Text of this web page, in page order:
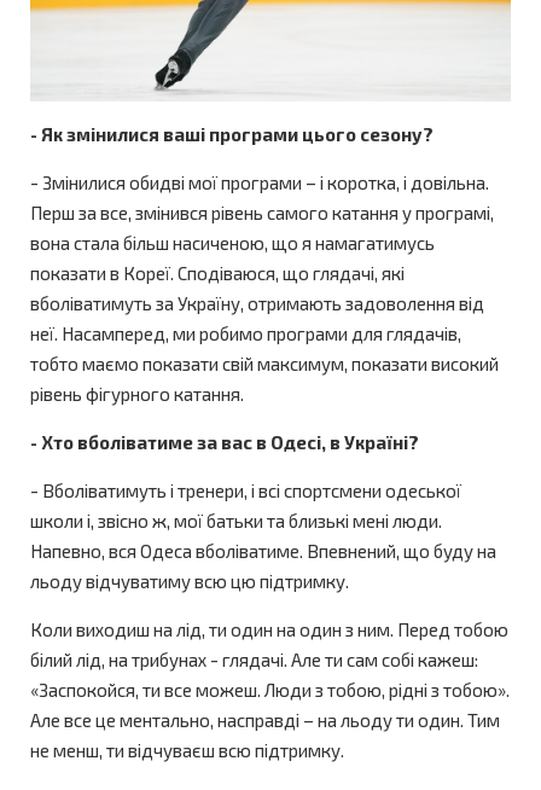
- Як змінилися ваші програми цього сезону?
- Змінилися обидві мої програми – і коротка, і довільна.
Перш за все, змінився рівень самого катання у програмі,
вона стала більш насиченою, що я намагатимусь
показати в Кореї. Сподіваюся, що глядачі, які
вболіватимуть за Україну, отримають задоволення від
неї. Насамперед, ми робимо програми для глядачів,
тобто маємо показати свій максимум, показати високий
рівень фігурного катання.
- Хто вболіватиме за вас в Одесі, в Україні?
- Вболіватимуть і тренери, і всі спортсмени одеської
школи і, звісно ж, мої батьки та близькі мені люди.
Напевно, вся Одеса вболіватиме. Впевнений, що буду на
льоду відчуватиму всю цю підтримку.
Коли виходиш на лід, ти один на один з ним. Перед тобою
білий лід, на трибунах - глядачі. Але ти сам собі кажеш:
«Заспокойся, ти все можеш. Люди з тобою, рідні з тобою».
Але все це ментально, насправді – на льоду ти один. Тим
не менш, ти відчуваєш всю підтримку.